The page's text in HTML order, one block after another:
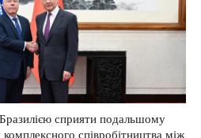
сприяти подальшому
співробітництва між